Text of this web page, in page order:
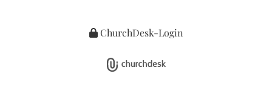
ChurchDesk-Login